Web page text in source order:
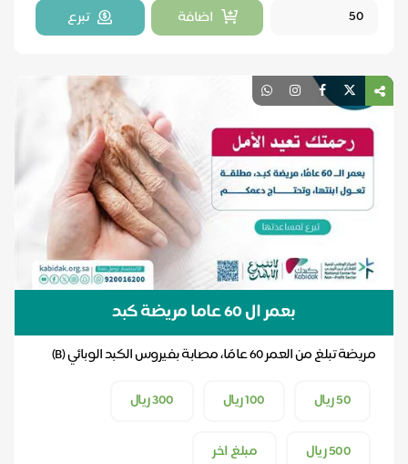
اضافة تبرع
بعمر ال 60 عاما مريضة كبد
مريضة تبلغ من العمر 60 عامًا، مصابة بفيروس الكبد الوبائي (B)
50 ريال
100 ريال 300 ريال
500 ريال مبلغ اخر